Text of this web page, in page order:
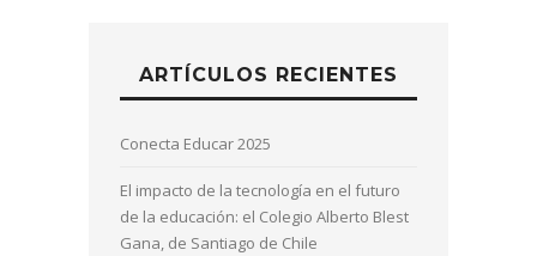
ARTÍCULOS RECIENTES
Conecta Educar 2025
El impacto de la tecnología en el futuro
de la educación: el Colegio Alberto Blest
Gana, de Santiago de Chile